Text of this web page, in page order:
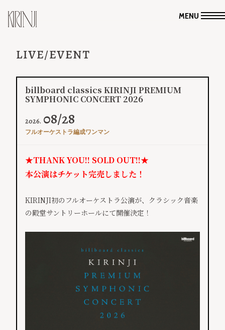
MENU
LIVE/EVENT
billboard classics KIRINJI PREMIUM
SYMPHONIC CONCERT 202​6
2026. 08/28
フルオーケストラ編成ワンマン
★THANK YOU!! SOLD OUT!!★
本公演はチケット完売しました！
KIRINJI初のフルオーケストラ公演が、クラシック音楽
の殿堂サントリーホールにて開催決定！